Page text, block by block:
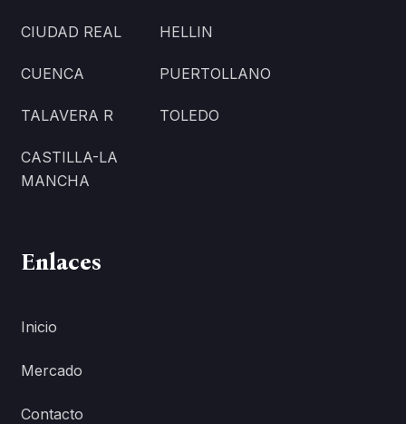
CIUDAD REAL HELLIN
CUENCA PUERTOLLANO
TALAVERA R TOLEDO
CASTILLA-LA
MANCHA
Enlaces
Inicio
Mercado
Contacto